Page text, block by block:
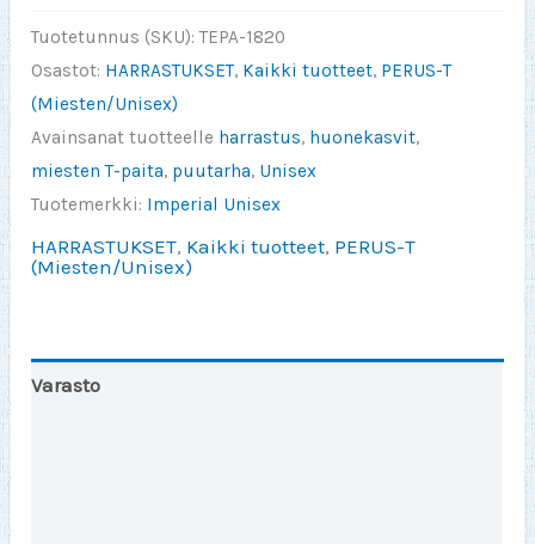
Tuotetunnus (SKU):TEPA-1820
Osastot: HARRASTUKSET, Kaikki tuotteet, PERUS-T
(Miesten/Unisex)
Avainsanat tuotteelle harrastus, huonekasvit,
miesten T-paita, puutarha, Unisex
Tuotemerkki: Imperial Unisex
HARRASTUKSET, Kaikki tuotteet, PERUS-T
(Miesten/Unisex)
Varasto